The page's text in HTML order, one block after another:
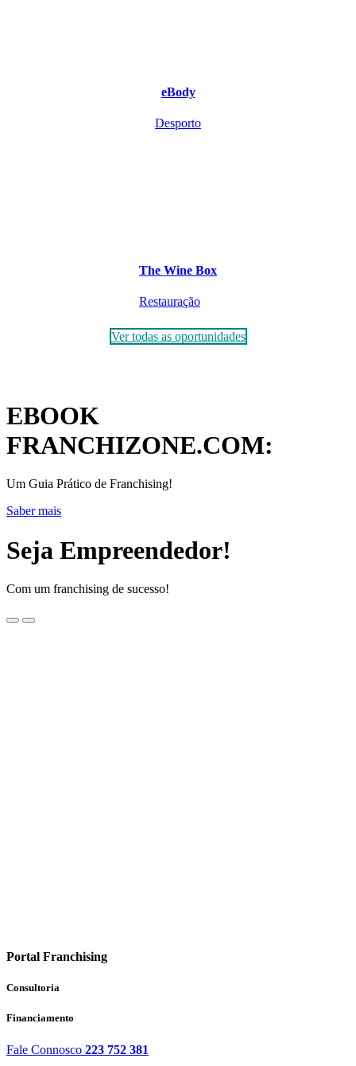
eBody
Desporto
The Wine Box
Restauração
Ver todas as oportunidades
EBOOK
FRANCHIZONE.COM:
Um Guia Prático de Franchising!
Saber mais
Seja Empreendedor!
Com um franchising de sucesso!
Portal Franchising
Consultoria
Financiamento
Fale Connosco 223 752 381